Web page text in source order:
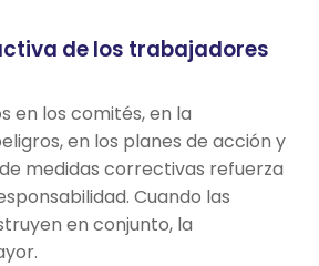
de los trabajadores
en los comités, en la
en los planes de acción y
medidas correctivas refuerza
Cuando las
en conjunto, la